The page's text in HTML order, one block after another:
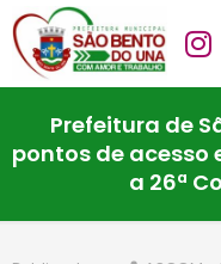
Prefeitura de
pontos de acesso
a 26ª